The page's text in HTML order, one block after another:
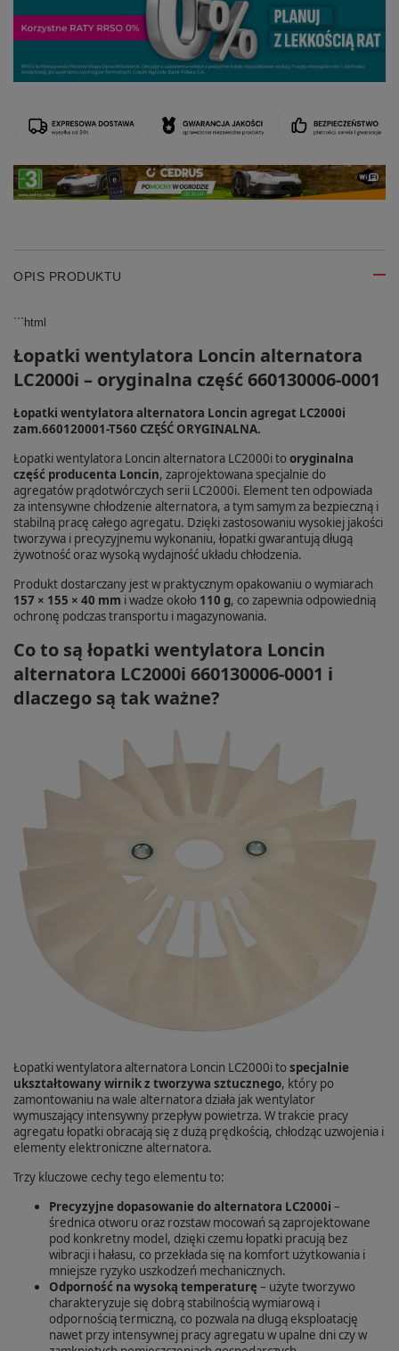
OPIS PRODUKTU
```html
Łopatki wentylatora Loncin alternatora
LC2000i – oryginalna część 660130006-0001
Łopatki wentylatora alternatora Loncin agregat LC2000i
zam.660120001-T560 CZĘŚĆ ORYGINALNA.
Łopatki wentylatora Loncin alternatora LC2000i tooryginalna
część producenta Loncin, zaprojektowana specjalnie do
agregatów prądotwórczych serii LC2000i. Element ten odpowiada
za intensywne chłodzenie alternatora, a tym samym za bezpieczną i
stabilną pracę całego agregatu. Dzięki zastosowaniu wysokiej jakości
tworzywa i precyzyjnemu wykonaniu, łopatki gwarantują długą
żywotność oraz wysoką wydajność układu chłodzenia.
Produkt dostarczany jest w praktycznym opakowaniu o wymiarach
157 × 155 × 40 mm i wadze około 110 g, co zapewnia odpowiednią
ochronę podczas transportu i magazynowania.
Co to są łopatki wentylatora Loncin
alternatora LC2000i 660130006-0001 i
dlaczego są tak ważne?
Łopatki wentylatora alternatora Loncin LC2000i tospecjalnie
ukształtowany wirnik z tworzywa sztucznego, który po
zamontowaniu na wale alternatora działa jak wentylator
wymuszający intensywny przepływ powietrza. W trakcie pracy
agregatu łopatki obracają się z dużą prędkością, chłodząc uzwojenia i
elementy elektroniczne alternatora.
Trzy kluczowe cechy tego elementu to:
Precyzyjne dopasowanie do alternatora LC2000i –
średnica otworu oraz rozstaw mocowań są zaprojektowane
pod konkretny model, dzięki czemu łopatki pracują bez
wibracji i hałasu, co przekłada się na komfort użytkowania i
mniejsze ryzyko uszkodzeń mechanicznych.
Odporność na wysoką temperaturę– użyte tworzywo
charakteryzuje się dobrą stabilnością wymiarową i
odpornością termiczną, co pozwala na długą eksploatację
nawet przy intensywnej pracy agregatu w upalne dni czy w